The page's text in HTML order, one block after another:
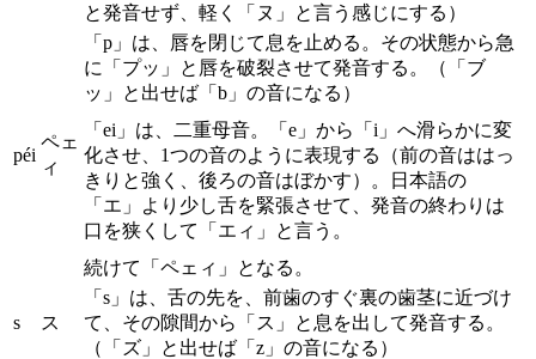
と発音せず、軽く「ヌ」と言う感じにする）
péi
ペェ
ィ
「p」は、唇を閉じて息を止める。その状態から急
に「プッ」と唇を破裂させて発音する。（「ブ
ッ」と出せば「b」の音になる）
「ei」は、二重母音。「e」から「i」へ滑らかに変
化させ、1つの音のように表現する（前の音ははっ
きりと強く、後ろの音はぼかす）。日本語の
「エ」より少し舌を緊張させて、発音の終わりは
口を狭くして「エィ」と言う。
続けて「ペェィ」となる。
s ス
「s」は、舌の先を、前歯のすぐ裏の歯茎に近づけ
て、その隙間から「ス」と息を出して発音する。
（「ズ」と出せば「z」の音になる）